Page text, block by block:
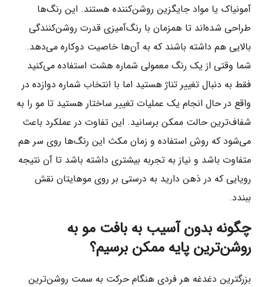
آمونیاک یا مواد جایگزین روشن‌کننده هستند. این رنگ‌ها
طراحی شده‌اند تا همزمان با رنگ‌آمیزی قدرت روشن‌کنندگی
بالایی هم داشته باشند که به آن‌ها خاصیت دوکاره می‌دهد.
شما وقتی از یک رنگ معمولی شماره هشت استفاده می‌کنید
فقط به دنبال تغییر تناژ هستید اما با انتخاب شماره دوازده در
واقع در حال انجام یک عملیات تغییر ساختار هستید تا مو را به
شفاف‌ترین حالت ممکن برسانید. این تفاوت در عملکرد باعث
می‌شود که روش استفاده و زمان مکث این رنگ‌ها روی سر هم
متفاوت باشد و نیاز به تجربه بیشتری داشته باشد تا آن نتیجه
رویایی که در ذهن دارید به درستی بر روی موهایتان نقش
ببندد.
چگونه بدون آسیب به بافت مو به
روشن‌ترین پایه ممکن برسیم؟
بزرگترین دغدغه هر فردی هنگام حرکت به سمت روشن‌ترین